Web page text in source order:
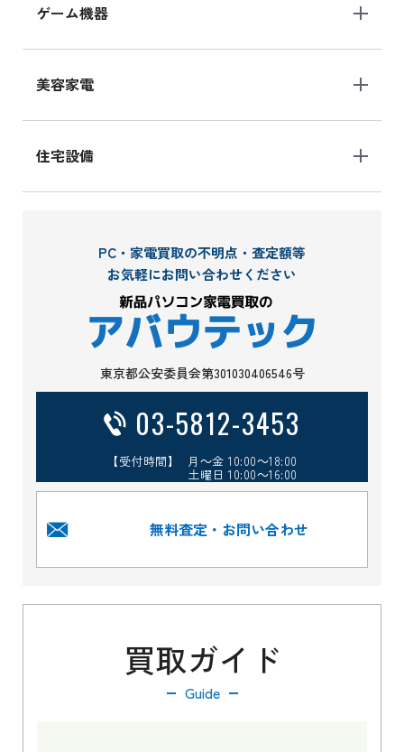
ゲーム機器
美容家電
住宅設備
PC・家電買取の不明点・査定額等
お気軽にお問い合わせください
東京都公安委員会第301030406546号
03-5812-3453
【受付時間】 月～金 10:00～18:00
土曜日 10:00～16:00
無料査定・お問い合わせ
買取ガイド
Guide